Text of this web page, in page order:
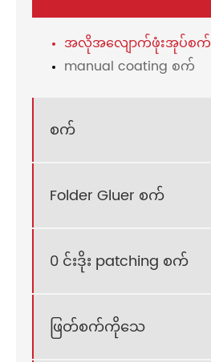
အလိုအလျောက်ဖုံးအုပ်စက်
manual coating စက်
စက်
Folder Gluer စက်
0 င်းဒိုး patching စက်
ဖြတ်စက်ကိုသေ